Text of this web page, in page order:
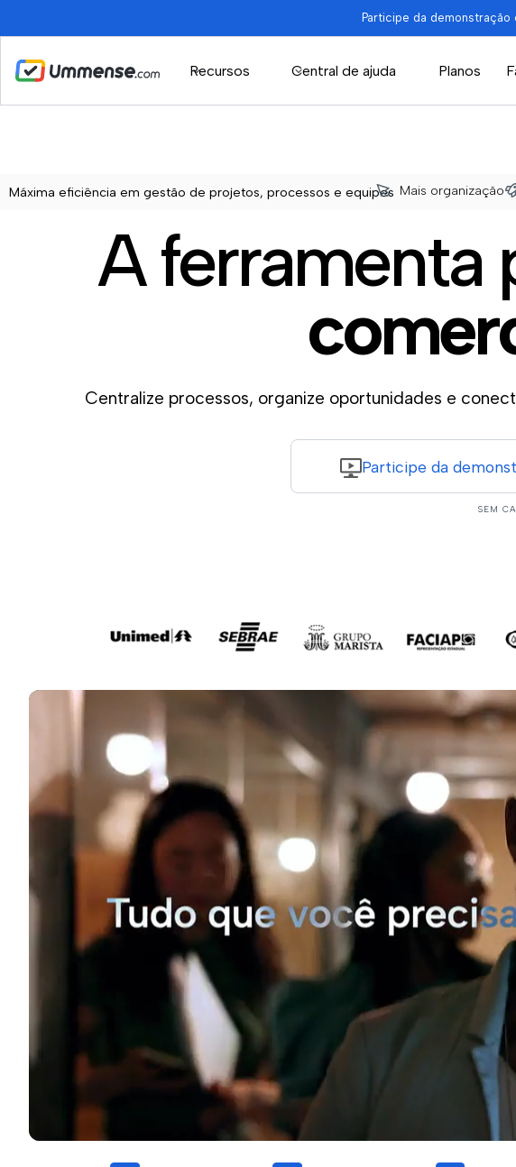
Participe da
Recursos Central de ajuda Planos
Máxima eficiência em gestão de projetos, processos e equipes Mais organização
A ferramenta
Centralize processos, organize oportunidades e
Participe da
SEM